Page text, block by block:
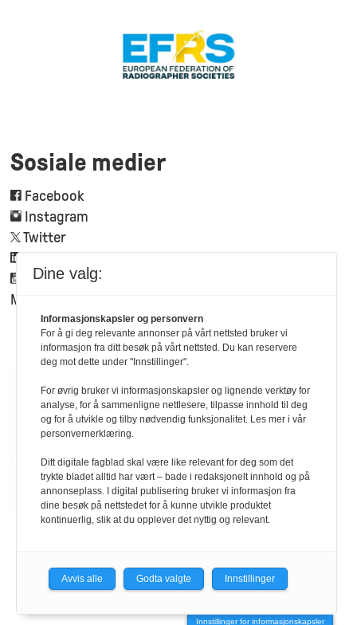
Sosiale medier
Facebook
Instagram
Twitter
Linkedin
Youtube
Mynewsdesk
Innstillinger for informasjonskapsler
Dine valg:
Informasjonskapsler og personvern
For å gi deg relevante annonser på vårt nettsted bruker vi
informasjon fra ditt besøk på vårt nettsted. Du kan reservere
deg mot dette under "Innstillinger".
For øvrig bruker vi informasjonskapsler og lignende verktøy for
analyse, for å sammenligne nettlesere, tilpasse innhold til deg
og for å utvikle og tilby nødvendig funksjonalitet. Les mer i vår
personvernerklæring.
Ditt digitale fagblad skal være like relevant for deg som det
trykte bladet alltid har vært – bade i redaksjonelt innhold og på
annonseplass. I digital publisering bruker vi informasjon fra
dine besøk på nettstedet for å kunne utvikle produktet
kontinuerlig, slik at du opplever det nyttig og relevant.
Avvis alle Godta valgte Innstillinger